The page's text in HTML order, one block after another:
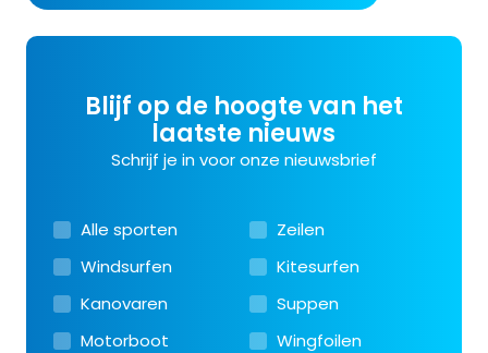
Blijf op de hoogte van het
laatste nieuws
Schrijf je in voor onze nieuwsbrief
Alle sporten
Zeilen
Windsurfen
Kitesurfen
Kanovaren
Suppen
Motorboot
Wingfoilen